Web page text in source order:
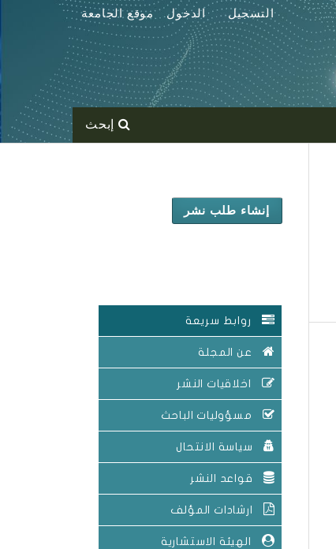
إبحث
التسجيل الدخول موقع الجامعة
إنشاء طلب نشر
روابط سريعة
عن المجلة
اخلاقيات النشر
مسؤوليات الباحث
سياسة الانتحال
قواعد النشر
ارشادات المؤلف
الهيئة الاستشارية